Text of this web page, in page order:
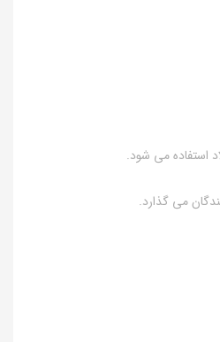
استفاده می شود.
می گذارد.